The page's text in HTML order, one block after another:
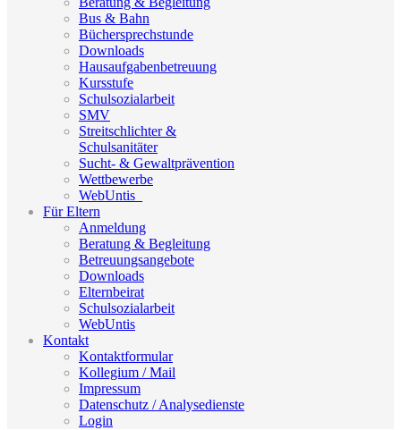
Bus & Bahn
Büchersprechstunde
Downloads
Hausaufgabenbetreuung
Kursstufe
Schulsozialarbeit
SMV
Streitschlichter &
Schulsanitäter
Sucht- & Gewaltprävention
Wettbewerbe
WebUntis_
Für Eltern
Anmeldung
Beratung & Begleitung
Betreuungsangebote
Downloads
Elternbeirat
Schulsozialarbeit
WebUntis
Kontakt
Kontaktformular
Kollegium / Mail
Impressum
Datenschutz / Analysedienste
Login